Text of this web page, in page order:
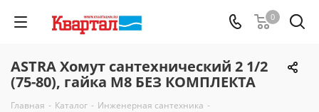
0
ASTRA Хомут сантехнический 2 1/2
(75-80), гайка М8 БЕЗ КОМПЛЕКТА
Главная - Каталог - Инженерная сантехника -